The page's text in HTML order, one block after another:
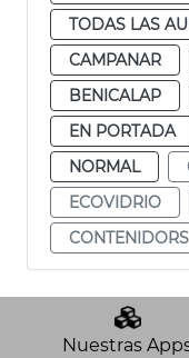
TODAS LAS
CAMPANAR
BENICALAP
EN PORTADA
NORMAL
ECOVIDRIO
Nuestras